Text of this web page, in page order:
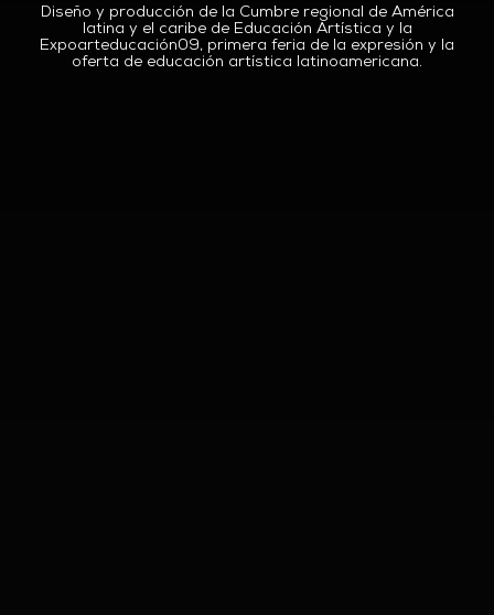
Diseño y producción de la Cumbre regional de América
latina y el caribe de Educación Artística y la
Expoarteducación09, primera feria de la expresión y la
oferta de educación artística latinoamericana.